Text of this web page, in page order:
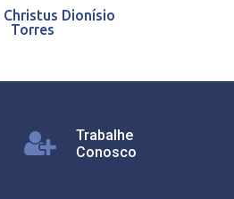
Christus Dionísio
Torres
Trabalhe
Conosco